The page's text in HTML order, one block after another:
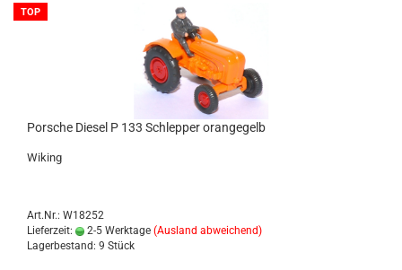
TOP
Por­sche Die­sel P 133 Schlep­per oran­ge­gelb
Wi­king
Art.Nr.: W18252
Lieferzeit:
2-5 Werktage (Ausland abweichend)
Lagerbestand: 9 Stück